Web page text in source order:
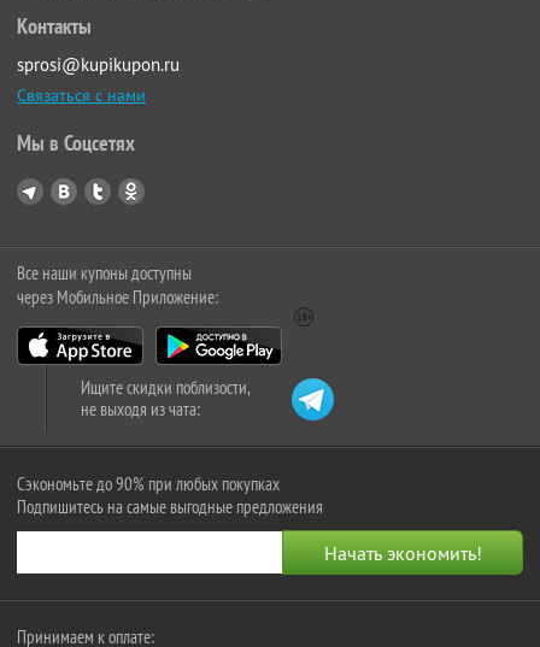
Контакты
sprosi@kupikupon.ru
Связаться с нами
Мы в Соцсетях
Все наши купоны доступны
через Мобильное Приложение:
Ищите скидки поблизости,
не выходя из чата:
Сэкономьте до 90% при любых покупках
Подпишитесь на самые выгодные предложения
Принимаем к оплате: